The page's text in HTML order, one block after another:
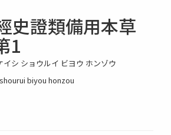
史證類備用本草
1
イシ ショウルイ ビヨウ ホンゾウ
biyou honzou